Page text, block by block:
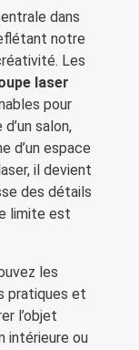
dans
notre
Les
laser
pour
salon,
d’un espace
, il devient
des détails
limite est
les
pratiques et
l’objet
intérieure ou